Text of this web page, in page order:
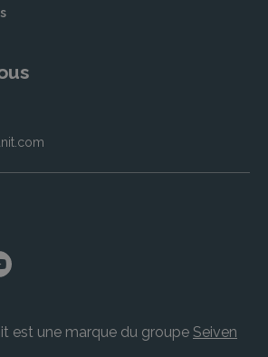
est une marque du groupe Seiven